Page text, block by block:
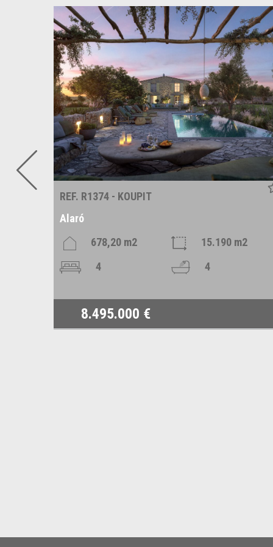
REF. R1374 - KOUPIT
Alaró
678,20 m2
15.190 m2
4
4
8.495.000 €